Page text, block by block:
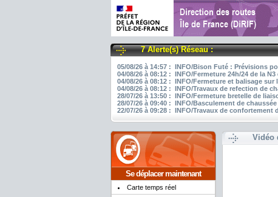
7 Alerte(s) Réseau :
05/08/26 à 14:57 : INFO/Bison Futé : Prévisions
04/08/26 à 08:12 : INFO/Fermeture 24h/24 de la
04/08/26 à 08:12 : INFO/Fermeture et balisage
04/08/26 à 08:12 : INFO/Travaux de refection de
28/07/26 à 13:50 : INFO/Fermeture bretelle de
28/07/26 à 09:40 : INFO/Basculement de
22/07/26 à 09:28 : INFO/Travaux de
Se déplacer maintenant
Carte temps réel
Vidéo